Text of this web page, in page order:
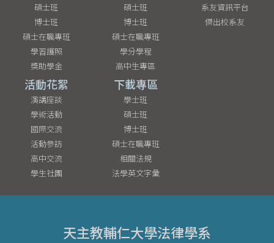
碩士班
博士班
碩士在職專班
學習護照
獎助學金
碩士班
博士班
碩士在職專班
學分學程
高中生專區
系友資訊平台
傑出校系友
活動花絮
演講座談
學術活動
國際交流
活動參訪
高中交流
學生社團
下載專區
學士班
碩士班
博士班
碩士在職專班
相關法規
法學英文字彙
天主教輔仁大學法律學系